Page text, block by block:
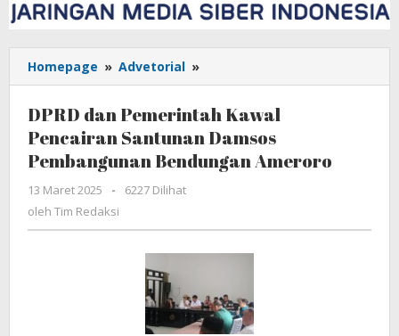
Homepage » Advetorial »
dan
Kawal
Pencairan
Santunan
Ameroro
DPRD dan Pemerintah Kawal
Pencairan Santunan Damsos
Pembangunan Bendungan Ameroro
13 Maret 2025
oleh
Tim
-
6227 Dilihat
oleh Tim Redaksi